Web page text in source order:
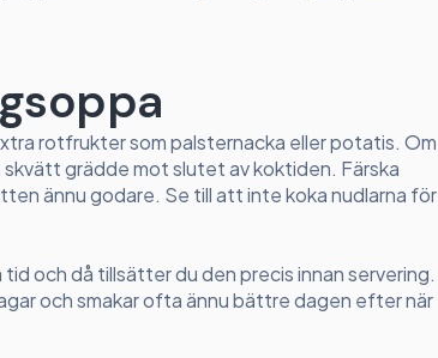
rotfrukter som palsternacka eller potatis. Om
skvätt grädde mot slutet av koktiden. Färska
ännu godare. Se till att inte koka nudlarna för
och då tillsätter du den precis innan servering.
och smakar ofta ännu bättre dagen efter när